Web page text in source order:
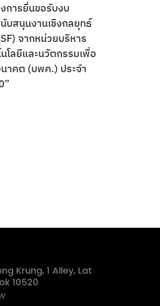
การยื่นขอรับงบ
บสนุนงานเชิงกลยุทธ์
จากหน่วยบริหาร
โลยีและนวัตกรรมเพื่อ
าคต (บพค.) ประจำ
Krung, 1 Alley, Lat
10520